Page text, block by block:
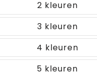
2
3
4
5